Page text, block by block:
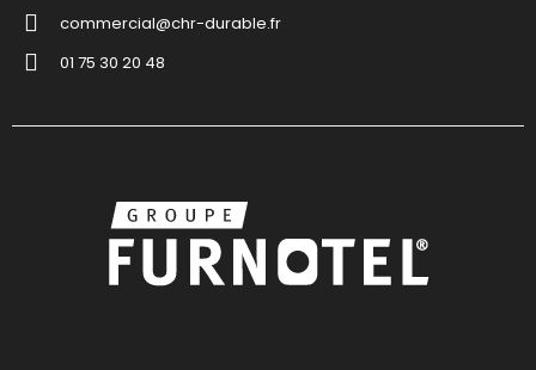
commercial@chr-durable.fr
01 75 30 20 48